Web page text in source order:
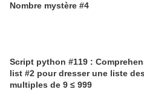
Nombre mystère #4
Script python #119 :
list #2 pour dresser une liste des
multiples de 9 ≤ 999